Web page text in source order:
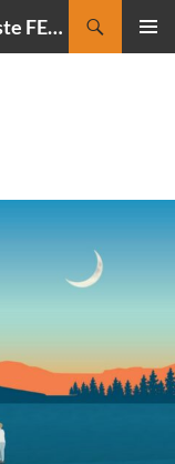
CIELMANIA : le blog de Jean-Baptiste FELDMANN, photographe du ciel